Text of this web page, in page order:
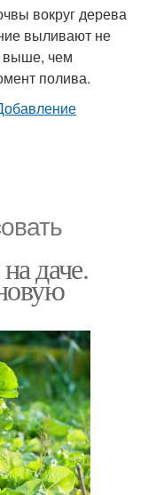
вокруг дерева
выливают не
выше, чем
полива.
даче.